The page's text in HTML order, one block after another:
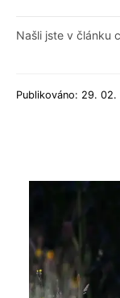
Našli jste v článku
Publikováno: 29.